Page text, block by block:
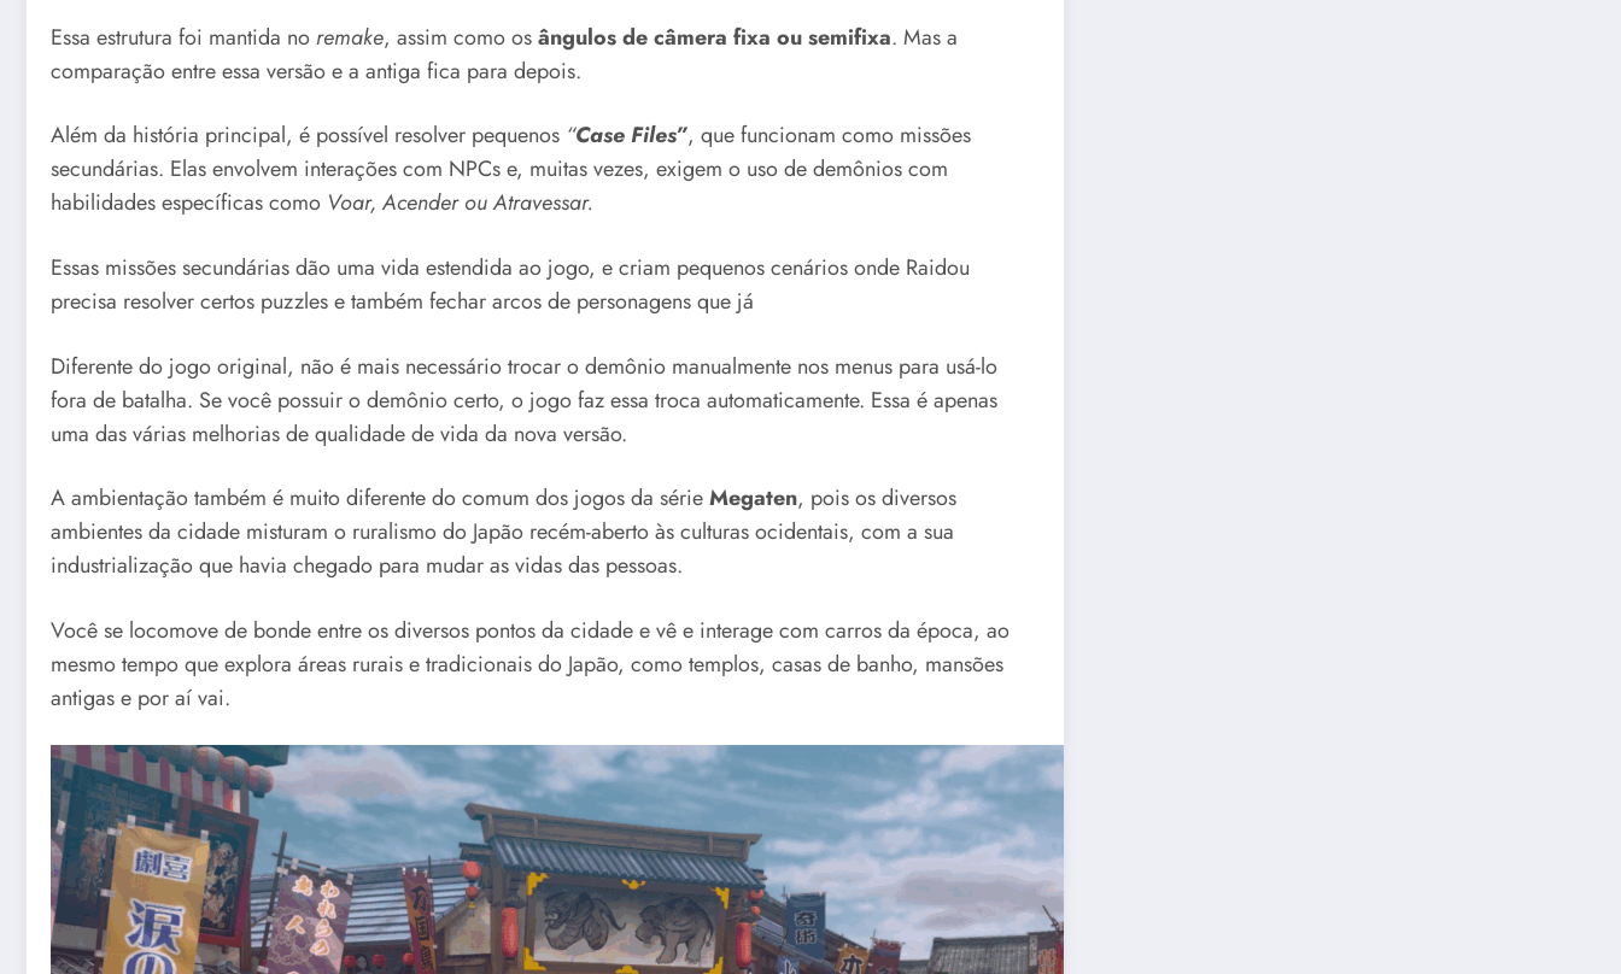
Essa estrutura foi mantida no remake, assim como osângulos de câmera fixa ou semifixa. Mas a
comparação entre essa versão e a antiga fica para depois.
Além da história principal, é possível resolver pequenos “Case Files”, que funcionam como missões
secundárias. Elas envolvem interações com NPCs e, muitas vezes, exigem o uso de demônios com
habilidades específicas como Voar, Acender ou Atravessar.
Essas missões secundárias dão uma vida estendida ao jogo, e criam pequenos cenários onde Raidou
precisa resolver certos puzzles e também fechar arcos de personagens que já
Diferente do jogo original, não é mais necessário trocar o demônio manualmente nos menus para usá-lo
fora de batalha. Se você possuir o demônio certo, o jogo faz essa troca automaticamente. Essa é apenas
uma das várias melhorias de qualidade de vida da nova versão.
A ambientação também é muito diferente do comum dos jogos da sérieMegaten, pois os diversos
ambientes da cidade misturam o ruralismo do Japão recém-aberto às culturas ocidentais, com a sua
industrialização que havia chegado para mudar as vidas das pessoas.
Você se locomove de bonde entre os diversos pontos da cidade e vê e interage com carros da época, ao
mesmo tempo que explora áreas rurais e tradicionais do Japão, como templos, casas de banho, mansões
antigas e por aí vai.